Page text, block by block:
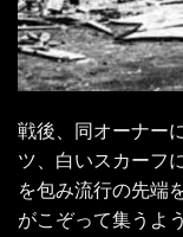
戦後、同オーナー
ツ、白いスカーフ
を包み流行の先端
がこぞって集うよ